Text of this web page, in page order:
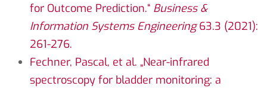
for Outcome Prediction.“ Business &
Information Systems Engineering63.3 (2021):
261-276.
Fechner, Pascal, et al. „Near-infrared
spectroscopy for bladder monitoring: a